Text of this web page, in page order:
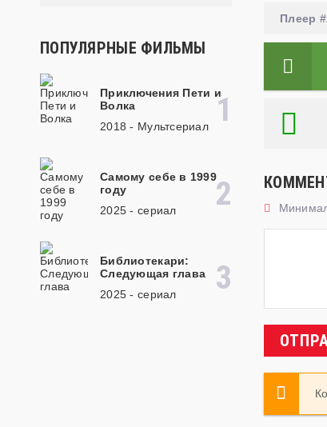
ПОПУЛЯРНЫЕ ФИЛЬМЫ
Приключения Пети и
Волка
2018 - Мультсериал
Самому себе в 1999
году
2025 - cериал
Библиотекари:
Следующая глава
2025 - cериал
Плеер